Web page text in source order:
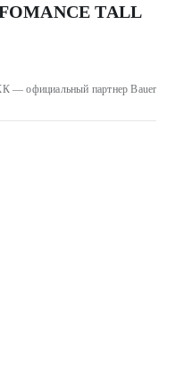
TALL
— официальный партнер Bauer